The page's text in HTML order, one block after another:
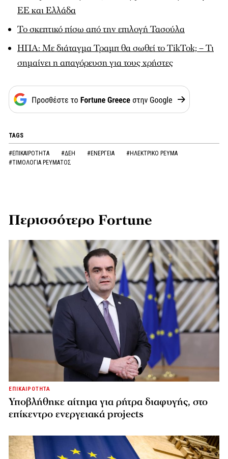
ΕΕ και Ελλάδα
Το σκεπτικό πίσω από την επιλογή Τασούλα
ΗΠΑ: Με διάταγμα Τραμπ θα σωθεί το TikTok; – Τι
σημαίνει η απαγόρευση για τους χρήστες
TAGS
#ΕΠΙΚΑΙΡΟΤΗΤΑ #ΔΕΗ #ΕΝΕΡΓΕΙΑ
#ΗΛΕΚΤΡΙΚΟ ΡΕΥΜΑ
#ΤΙΜΟΛΟΓΙΑ ΡΕΥΜΑΤΟΣ
Περισσότερο Fortune
ΕΠΙΚΑΙΡΟΤΗΤΑ
Υποβλήθηκε αίτημα για ρήτρα διαφυγής, στο
επίκεντρο ενεργειακά projects